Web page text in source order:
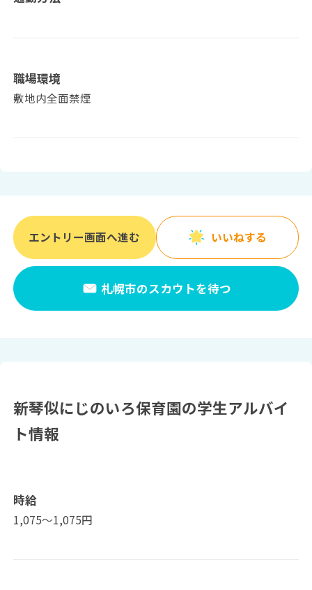
職場環境
敷地内全面禁煙
エントリー画面へ進む いいねする
札幌市のスカウトを待つ
新琴似にじのいろ保育園の学生アルバイ
ト情報
時給
1,075〜1,075円